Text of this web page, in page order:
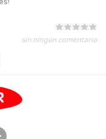
sin ningún comentario